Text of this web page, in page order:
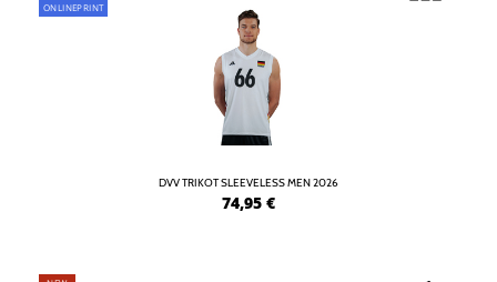
ONLINEPRINT
DVV TRIKOT SLEEVELESS MEN 2026
74,95 €